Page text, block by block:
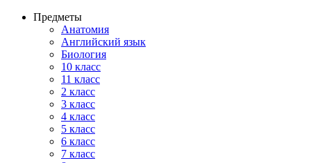
Предметы
Анатомия
Английский язык
Биология
10 класс
11 класс
2 класс
3 класс
4 класс
5 класс
6 класс
7 класс